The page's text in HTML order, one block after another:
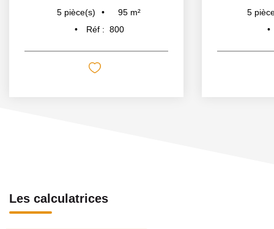
5 pièce(s) 95 m²
Réf : 800
5
Les calculatrices